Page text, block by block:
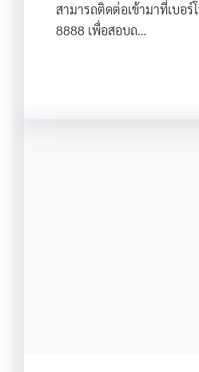
สามารถติดต่อเข้ามาที่เบอ
8888 เพื่อสอบถ…